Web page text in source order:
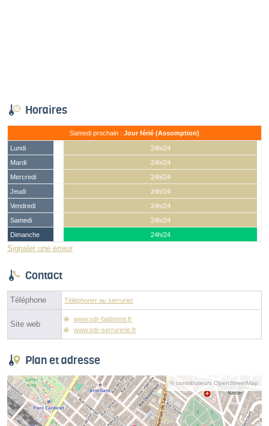
Horaires
Samedi prochain : Jour férié (Assomption)
Lundi
24h/24
Mardi
24h/24
Mercredi
24h/24
Jeudi
24h/24
Vendredi
24h/24
Samedi
24h/24
Dimanche
24h/24
Signaler une erreur
Contact
Téléphone Téléphoner au serrurier
Site web
www.sdr-batiment.fr
www.sdr-serrurerie.fr
Plan et adresse
© contributeurs OpenStreetMap